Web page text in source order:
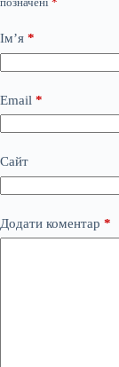
Ім’я *
Email *
Сайт
Додати коментар *